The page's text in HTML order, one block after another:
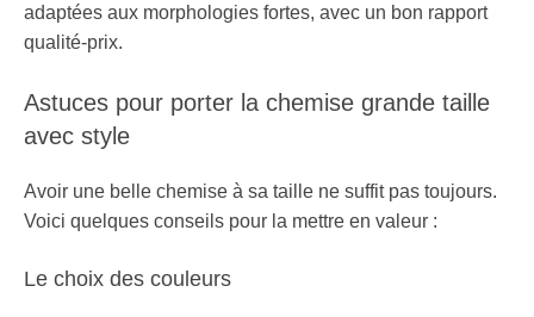
adaptées aux morphologies fortes, avec un bon rapport
qualité-prix.
Astuces pour porter la chemise grande taille
avec style
Avoir une belle chemise à sa taille ne suffit pas toujours.
Voici quelques conseils pour la mettre en valeur :
Le choix des couleurs